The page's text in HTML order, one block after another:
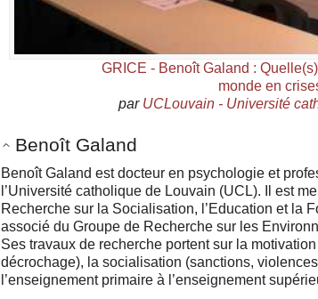
GRICE - Benoît Galand :
monde en
par UCLouvain - Université
Benoît Galand
Benoît Galand est docteur en psychologie et
l’Université catholique de Louvain (UCL). Il est
Recherche sur la Socialisation, l’Education et la
associé du Groupe de Recherche sur les
Ses travaux de recherche portent sur la
décrochage), la socialisation (sanctions,
l’enseignement primaire à l’enseignement